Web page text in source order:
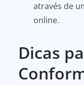
através de
online.
Dicas